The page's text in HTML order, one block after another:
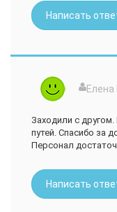
Написать
Елена
Заходили с
путей. Спасибо за
Персонал
Написать